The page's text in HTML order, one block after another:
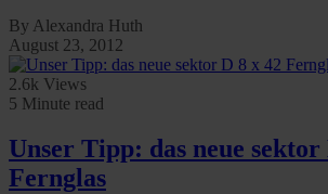
By Alexandra Huth
August 23, 2012
2.6k Views
5 Minute read
Unser Tipp: das neue sektor
Fernglas